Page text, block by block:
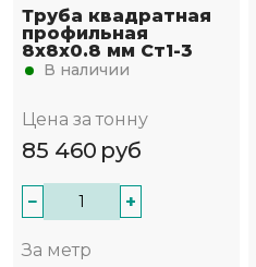
Труба квадратная
профильная
8х8х0.8 мм Ст1-3
В наличии
Цена за тонну
85 460 руб
− +
За метр